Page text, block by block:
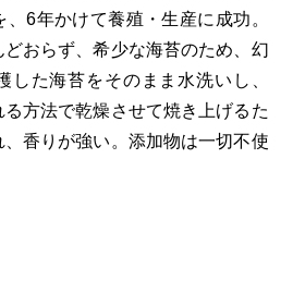
6年かけて養殖・生産に成功。
おらず、希少な海苔のため、幻
した海苔をそのまま水洗いし、
る方法で乾燥させて焼き上げるた
香りが強い。添加物は一切不使